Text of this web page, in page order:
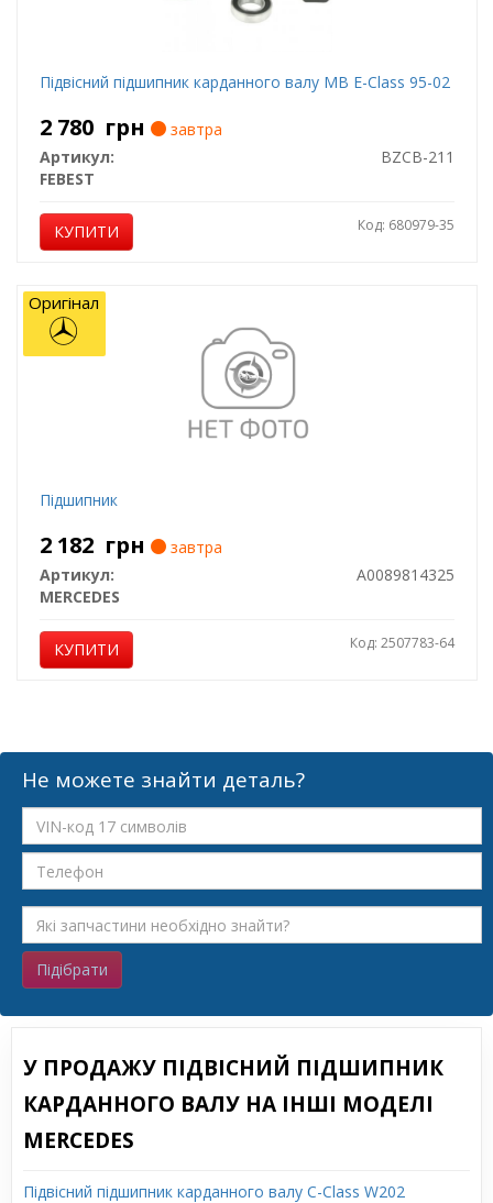
Підвісний підшипник карданного валу MB E-Class 95-02
2 780 грн
завтра
Артикул:
BZCB-211
FEBEST
КУПИТИ Код: 680979-35
Підшипник
2 182 грн
завтра
Артикул:
A0089814325
MERCEDES
КУПИТИ Код: 2507783-64
Оригінал
Не можете знайти деталь?
Підібрати
У ПРОДАЖУ ПІДВІСНИЙ ПІДШИПНИК
КАРДАННОГО ВАЛУ НА ІНШІ МОДЕЛІ
MERCEDES
Підвісний підшипник карданного валу C-Class W202